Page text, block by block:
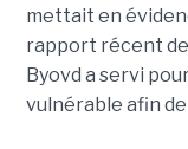
mettait en
rapport récent de
Byovd a servi
vulnérable afin